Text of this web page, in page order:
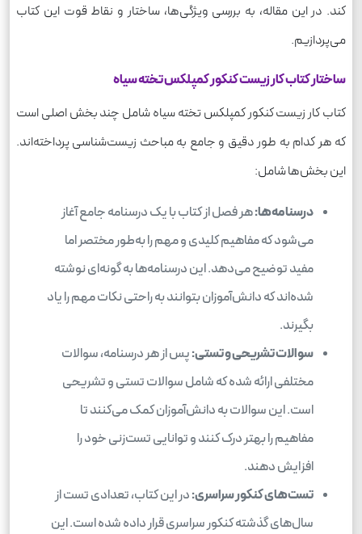
کند. در این مقاله، به بررسی ویژگی‌ها، ساختار و نقاط قوت این کتاب
می‌پردازیم.
ساختار کتاب کار زیست کنکور کمپلکس تخته سیاه
کتاب کار زیست کنکور کمپلکس تخته سیاه شامل چند بخش اصلی است
که هر کدام به طور دقیق و جامع به مباحث زیست‌شناسی پرداخته‌اند.
این بخش‌ها شامل:
درسنامه‌ها:هر فصل از کتاب با یک درسنامه جامع آغاز
می‌شود که مفاهیم کلیدی و مهم را به‌طور مختصر اما
مفید توضیح می‌دهد. این درسنامه‌ها به گونه‌ای نوشته
شده‌اند که دانش‌آموزان بتوانند به راحتی نکات مهم را یاد
بگیرند.
سوالات تشریحی و تستی:پس از هر درسنامه، سوالات
مختلفی ارائه شده که شامل سوالات تستی و تشریحی
است. این سوالات به دانش‌آموزان کمک می‌کنند تا
مفاهیم را بهتر درک کنند و توانایی تست‌زنی خود را
افزایش دهند.
تست‌های کنکور سراسری:در این کتاب، تعدادی تست از
سال‌های گذشته کنکور سراسری قرار داده شده است. این